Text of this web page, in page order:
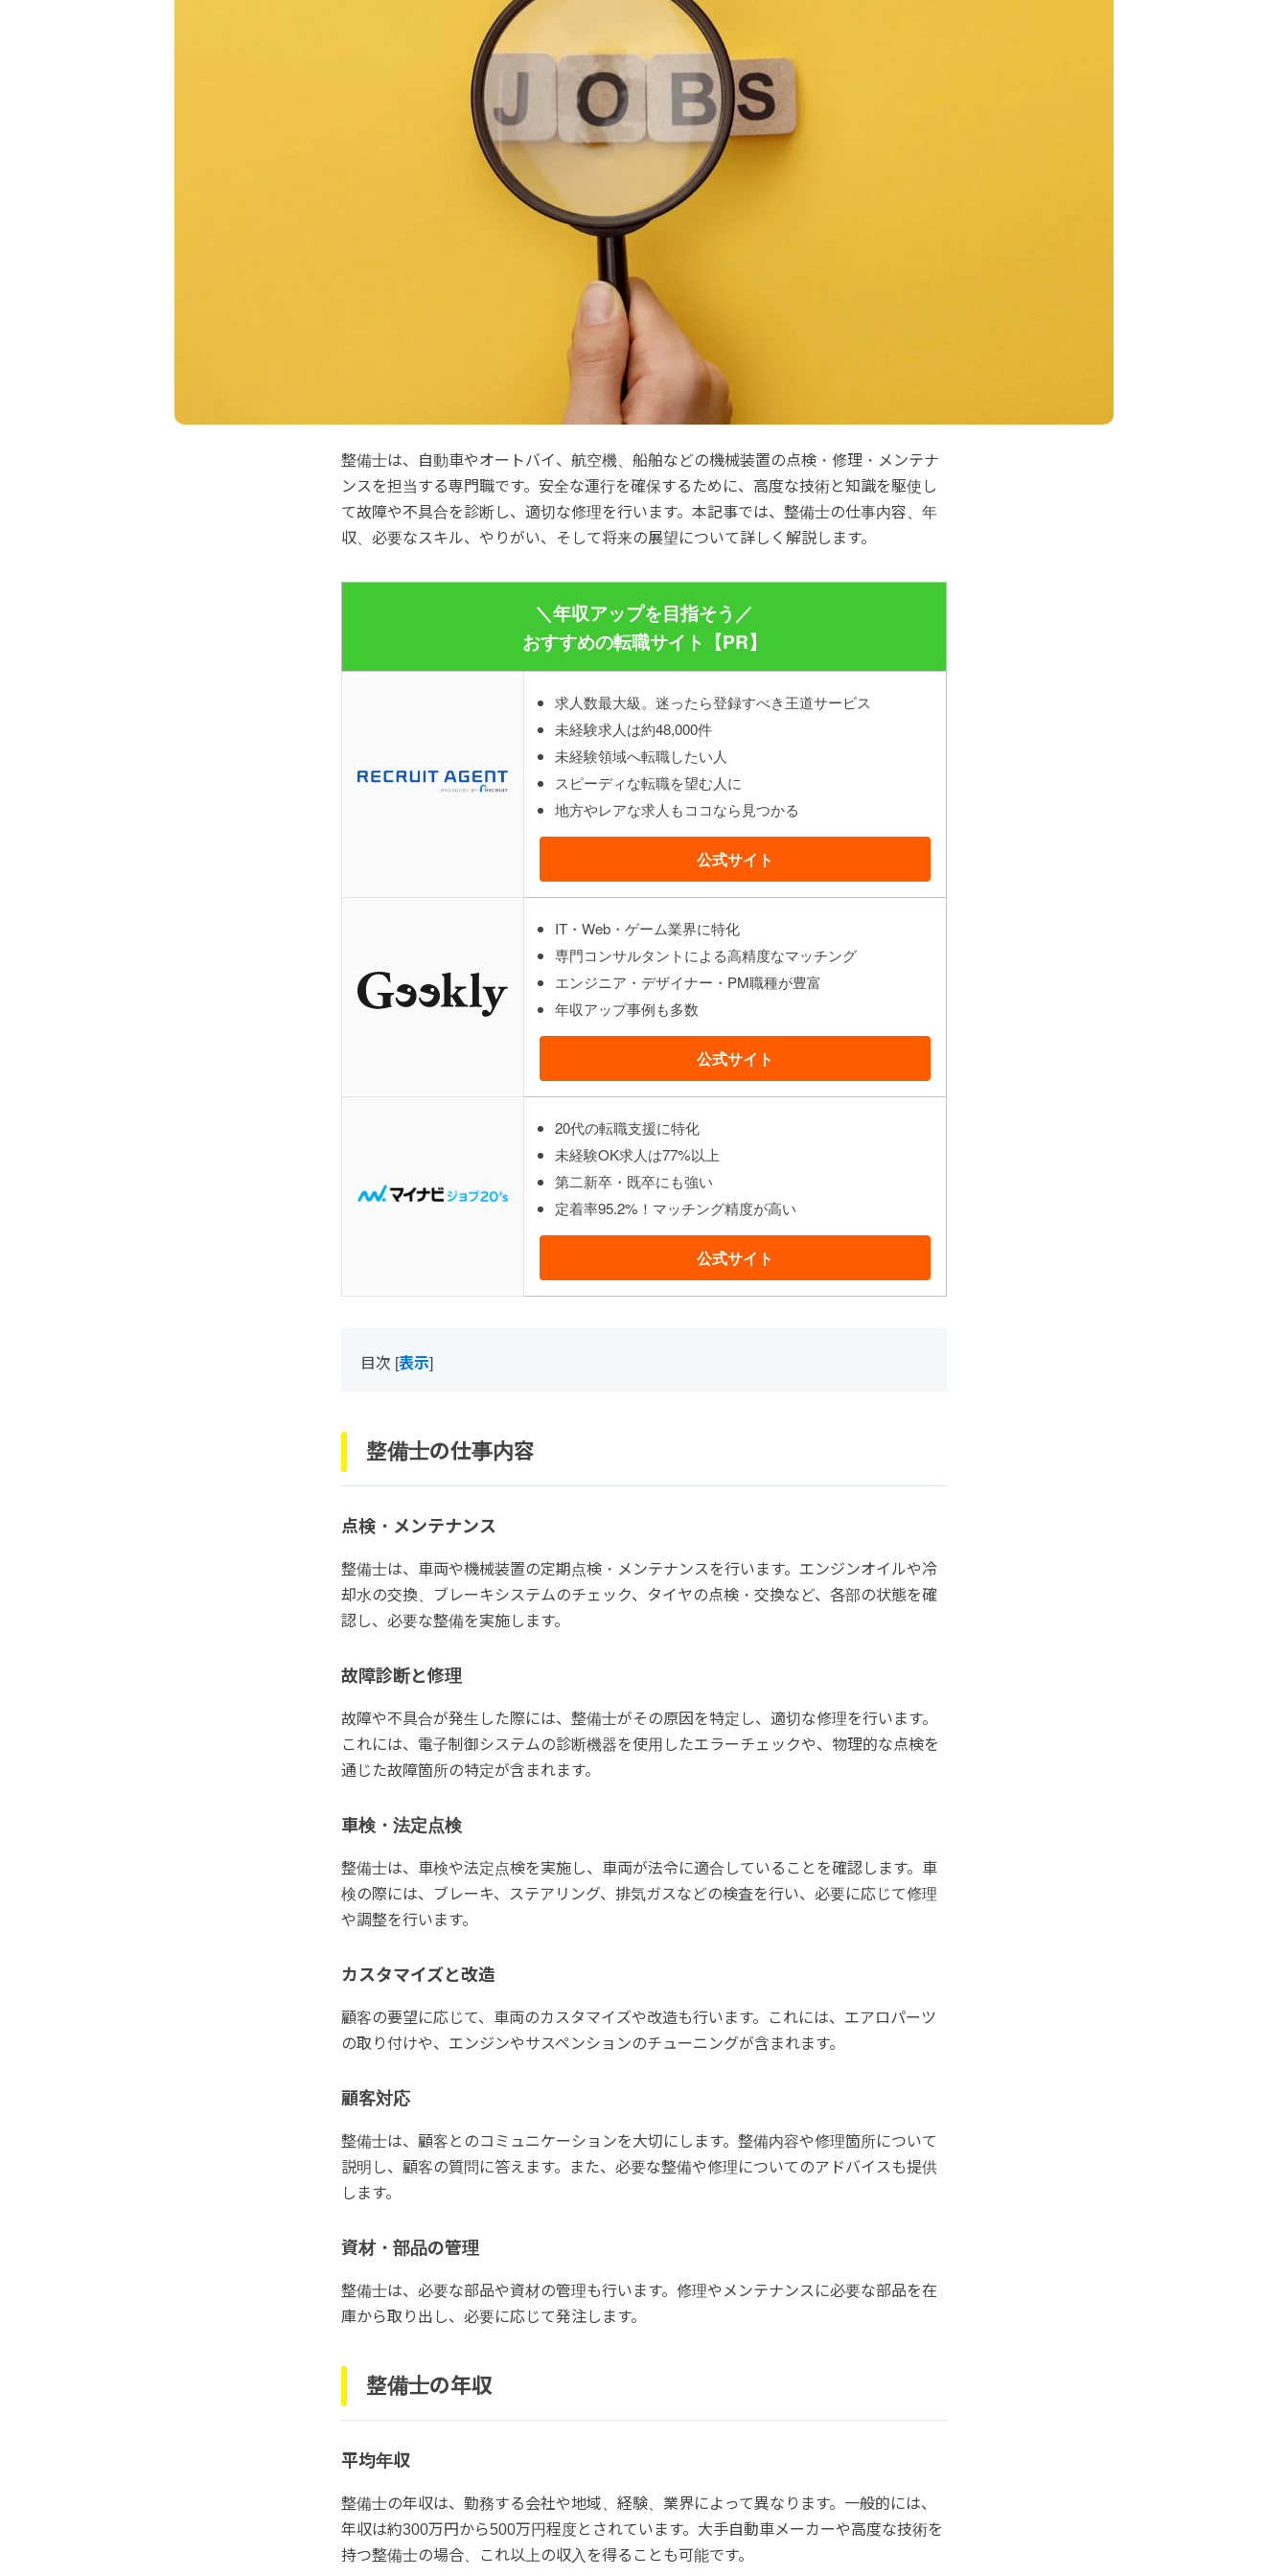
整備士は、自動車やオートバイ、航空機、船舶などの機械装置の点検・修理・メンテナ
ンスを担当する専門職です。安全な運行を確保するために、高度な技術と知識を駆使し
て故障や不具合を診断し、適切な修理を行います。本記事では、整備士の仕事内容、年
収、必要なスキル、やりがい、そして将来の展望について詳しく解説します。
＼年収アップを目指そう／
おすすめの転職サイト【PR】
求人数最大級。迷ったら登録すべき王道サービス
未経験求人は約48,000件
未経験領域へ転職したい人
スピーディな転職を望む人に
地方やレアな求人もココなら見つかる
公式サイト
IT・Web・ゲーム業界に特化
専門コンサルタントによる高精度なマッチング
エンジニア・デザイナー・PM職種が豊富
年収アップ事例も多数
公式サイト
20代の転職支援に特化
未経験OK求人は77%以上
第二新卒・既卒にも強い
定着率95.2%！マッチング精度が高い
公式サイト
目次 [表示]
整備士の仕事内容
点検・メンテナンス
整備士は、車両や機械装置の定期点検・メンテナンスを行います。エンジンオイルや冷
却水の交換、ブレーキシステムのチェック、タイヤの点検・交換など、各部の状態を確
認し、必要な整備を実施します。
故障診断と修理
故障や不具合が発生した際には、整備士がその原因を特定し、適切な修理を行います。
これには、電子制御システムの診断機器を使用したエラーチェックや、物理的な点検を
通じた故障箇所の特定が含まれます。
車検・法定点検
整備士は、車検や法定点検を実施し、車両が法令に適合していることを確認します。車
検の際には、ブレーキ、ステアリング、排気ガスなどの検査を行い、必要に応じて修理
や調整を行います。
カスタマイズと改造
顧客の要望に応じて、車両のカスタマイズや改造も行います。これには、エアロパーツ
の取り付けや、エンジンやサスペンションのチューニングが含まれます。
顧客対応
整備士は、顧客とのコミュニケーションを大切にします。整備内容や修理箇所について
説明し、顧客の質問に答えます。また、必要な整備や修理についてのアドバイスも提供
します。
資材・部品の管理
整備士は、必要な部品や資材の管理も行います。修理やメンテナンスに必要な部品を在
庫から取り出し、必要に応じて発注します。
整備士の年収
平均年収
整備士の年収は、勤務する会社や地域、経験、業界によって異なります。一般的には、
年収は約300万円から500万円程度とされています。大手自動車メーカーや高度な技術を
持つ整備士の場合、これ以上の収入を得ることも可能です。